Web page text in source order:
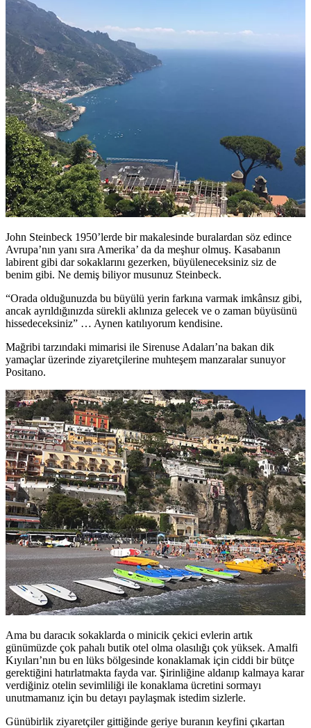
John Steinbeck 1950’lerde bir makalesinde buralardan söz edince
Avrupa’nın yanı sıra Amerika’ da da meşhur olmuş. Kasabanın
labirent gibi dar sokaklarını gezerken, büyüleneceksiniz siz de
benim gibi. Ne demiş biliyor musunuz Steinbeck.
“Orada olduğunuzda bu büyülü yerin farkına varmak imkânsız gibi,
ancak ayrıldığınızda sürekli aklınıza gelecek ve o zaman büyüsünü
hissedeceksiniz” … Aynen katılıyorum kendisine.
Mağribi tarzındaki mimarisi ile Sirenuse Adaları’na bakan dik
yamaçlar üzerinde ziyaretçilerine muhteşem manzaralar sunuyor
Positano.
Ama bu daracık sokaklarda o minicik çekici evlerin artık
günümüzde çok pahalı butik otel olma olasılığı çok yüksek. Amalfi
Kıyıları’nın bu en lüks bölgesinde konaklamak için ciddi bir bütçe
gerektiğini hatırlatmakta fayda var. Şirinliğine aldanıp kalmaya karar
verdiğiniz otelin sevimliliği ile konaklama ücretini sormayı
unutmamanız için bu detayı paylaşmak istedim sizlerle.
Günübirlik ziyaretçiler gittiğinde geriye buranın keyfini çıkartan